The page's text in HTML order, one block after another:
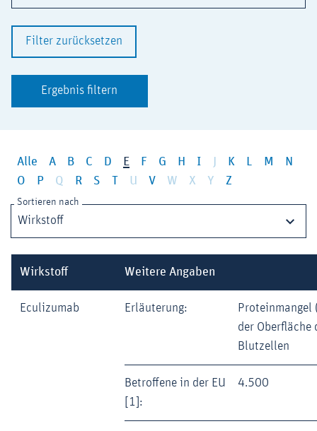
Filter zurücksetzen
Ergebnis filtern
Alle A B C D E F G H I K L M
N
O
P Q R S T U V W X Y Z
Sortieren nach
Wirkstoff Weitere Angaben
Eculizumab Erläuterung:
Proteinmangel
der Oberfläche
Blutzellen
Betroffene in der EU
[1]:
4.500